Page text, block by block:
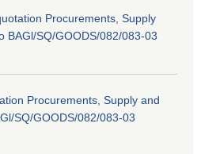
Procurements, Supply
BAGl/SQ/GOODS/082/083-03
Procurements, Supply and
SQ/GOODS/082/083-03